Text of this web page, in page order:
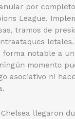
por
League.
tramos de
forma notable a
momento
asociativo ni
llegaron